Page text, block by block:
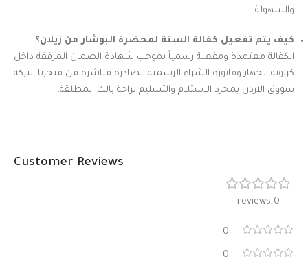
والسهولة.
كيف يتم تفعيل كفالة السنة لمحضرة البوشار من زيلان؟
الكفالة معتمدة ومفعلة رسمياً بموجب شهادة الضمان المرفقة داخل
كرتونة الجهاز وفاتورة الشراء الرسمية الصادرة مباشرة من متجرنا البركة
سووق الاردن بمجرد الاستلام والتسليم لراحة بالك المطلقة.
Customer Reviews
0 reviews
0
0